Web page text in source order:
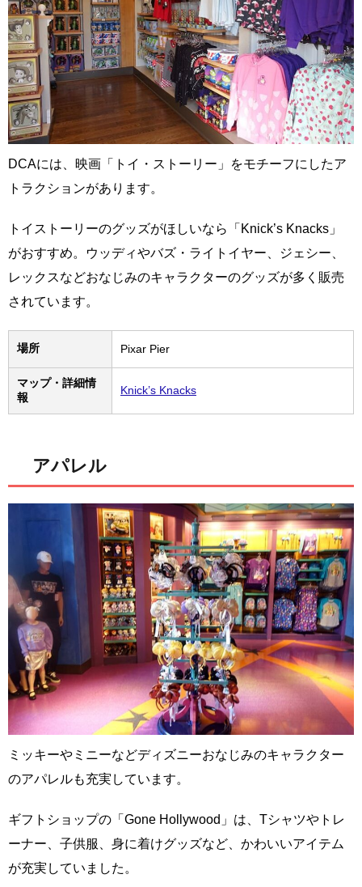
DCAには、映画「トイ・ストーリー」をモチーフにしたア
トラクションがあります。
トイストーリーのグッズがほしいなら「Knick’s Knacks」
がおすすめ。ウッディやバズ・ライトイヤー、ジェシー、
レックスなどおなじみのキャラクターのグッズが多く販売
されています。
場所 Pixar Pier
マップ・詳細情
報
Knick’s Knacks
アパレル
ミッキーやミニーなどディズニーおなじみのキャラクター
のアパレルも充実しています。
ギフトショップの「Gone Hollywood」は、Tシャツやトレ
ーナー、子供服、身に着けグッズなど、かわいいアイテム
が充実していました。